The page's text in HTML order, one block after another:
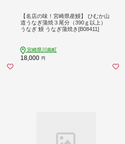
【名店の味！宮崎県産鰻】 ひむか山
道うなぎ蒲焼３尾分（390ｇ以上）
うなぎ 鰻 うなぎ蒲焼き[B08411]
宮崎県川南町
18,000 円